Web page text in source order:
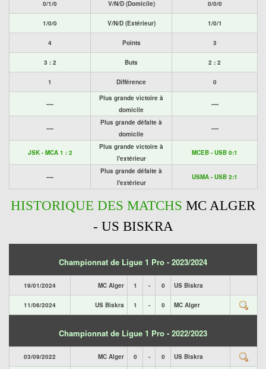
0/1/0 V/N/D (Domicile) 0/0/0
1/0/0 V/N/D (Extérieur) 1/0/1
4 Points 3
3 : 2 Buts 2 : 2
1 Différence 0
----
Plus grande victoire à
domicile
----
----
Plus grande défaite à
domicile
----
JSK - MCA 1 : 2
Plus grande victoire à
l'extérieur
MCEB - USB 0:1
----
Plus grande défaite à
l'extérieur
USMA - USB 2:1
HISTORIQUE DES MATCHS MC ALGER
- US BISKRA
Championnat de Ligue 1 Pro - 2023/2024
19/01/2024 MC Alger 1 - 0 US Biskra
11/06/2024 US Biskra 1 - 0 MC Alger
Championnat de Ligue 1 Pro - 2022/2023
03/09/2022 MC Alger 0 - 0 US Biskra